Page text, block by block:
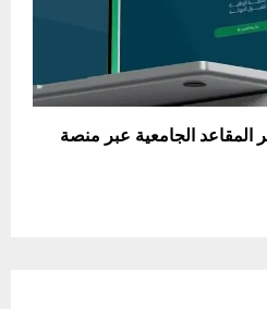
المقاعد الجامعية عبر منصة